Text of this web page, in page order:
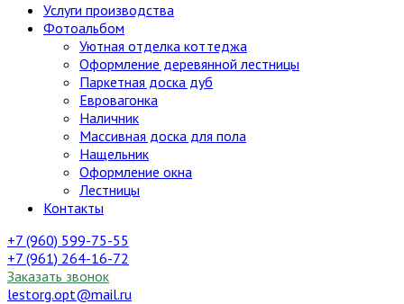
Услуги производства
Фотоальбом
Уютная отделка коттеджа
Оформление деревянной лестницы
Паркетная доска дуб
Евровагонка
Наличник
Массивная доска для пола
Нащельник
Оформление окна
Лестницы
Контакты
+7 (960) 599-75-55
+7 (961) 264-16-72
Заказать звонок
lestorg.opt@mail.ru